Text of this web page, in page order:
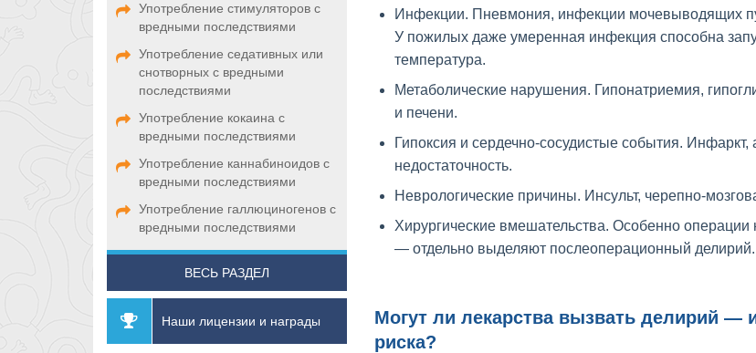
Употребление стимуляторов с
вредными последствиями
Употребление седативных или
снотворных с вредными
последствиями
Употребление кокаина с
вредными последствиями
Употребление каннабиноидов с
вредными последствиями
Употребление галлюциногенов с
вредными последствиями
ВЕСЬ РАЗДЕЛ
Наши лицензии и награды
Инфекции. Пневмония, инфекции мочевыводящих
У пожилых даже умеренная инфекция способна
температура.
Метаболические нарушения. Гипонатриемия,
и печени.
Гипоксия и сердечно-сосудистые события.
недостаточность.
Неврологические причины. Инсульт, черепно-
Хирургические вмешательства. Особенно
— отдельно выделяют послеоперационный делирий.
Могут ли лекарства вызвать делирий —
риска?